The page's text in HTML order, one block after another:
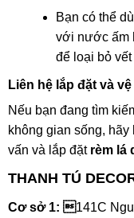
Bạn có thể
với nước ấm
để loại bỏ
Liên hệ lắp đặt và
Nếu bạn đang tìm
không gian sống,
vấn và lắp đặt rèm lá
THANH TÚ
Cơ sở 1: 141C